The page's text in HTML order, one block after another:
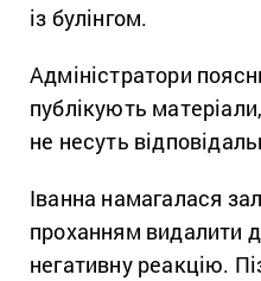
із булінгом.
Адміністратори
публікують
не несуть
Іванна намагалася
проханням видалити
негативну реакцію.